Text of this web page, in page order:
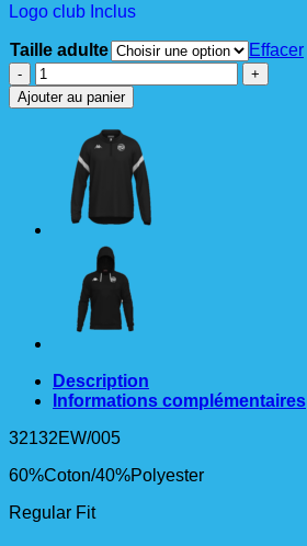
Logo club Inclus
Taille adulte
Effacer
quantité
de
BALI
capuche
Ajouter au panier
Description
Informations complémentaires
32132EW/005
60%Coton/40%Polyester
Regular Fit